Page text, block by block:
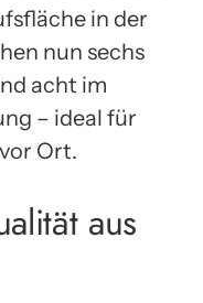
in der
nun sechs
acht im
– ideal für
Ort.
aus